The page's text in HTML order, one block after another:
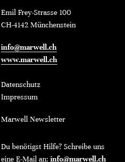
Emil Frey-Strasse 100
CH-4142 Münchenstein
info@marwell.ch
www.marwell.ch
Datenschutz
Impressum
Marwell Newsletter
Du benötigst Hilfe? Schreibe uns
eine E-Mail an: info@marwell.ch